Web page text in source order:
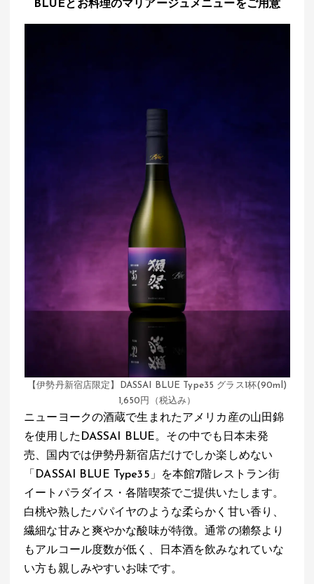
BLUEとお料理のマリアージュメニューをご用意
【伊勢丹新宿店限定】DASSAI BLUE Type35 グラス1杯(90ml)
1,650円（税込み）
ニューヨークの酒蔵で生まれたアメリカ産の山田錦
を使用したDASSAI BLUE。その中でも日本未発
売、国内では伊勢丹新宿店だけでしか楽しめない
「DASSAI BLUE Type35」を本館7階レストラン街
イートパラダイス・各階喫茶でご提供いたします。
白桃や熟したパパイヤのような柔らかく甘い香り、
繊細な甘みと爽やかな酸味が特徴。通常の獺祭より
もアルコール度数が低く、日本酒を飲みなれていな
い方も親しみやすいお味です。